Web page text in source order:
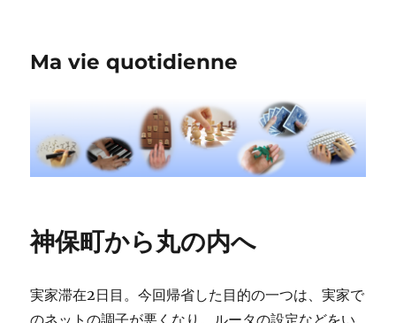
Ma vie quotidienne
神保町から丸の内へ
実家滞在2日目。今回帰省した目的の一つは、実家で